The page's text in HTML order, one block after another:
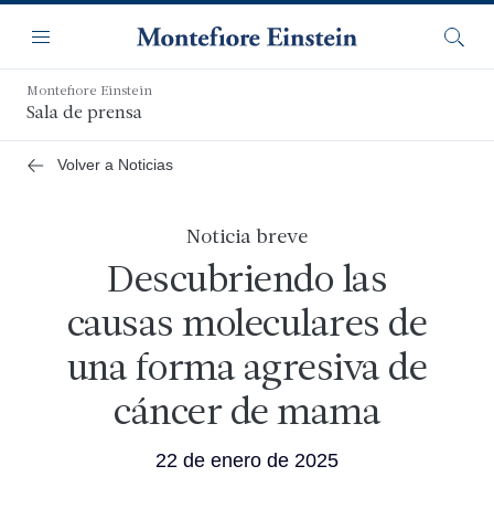
contenido
principal
Navegación
Menú
Montefiore Einstein
Sala de prensa
Volver a Noticias
Noticia breve
Descubriendo las
causas moleculares de
una forma agresiva de
cáncer de mama
22 de enero de 2025